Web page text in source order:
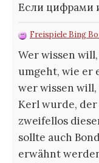
Если цифрами
Freispiele Bing
Wer wissen
umgeht, wie er
wer wissen
Kerl wurde, der
zweifellos
sollte auch
erwähnt